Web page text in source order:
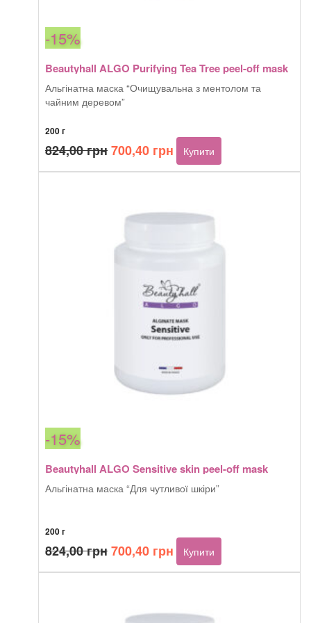
-15%
Beautyhall ALGO Purifying Tea Tree peel-off mask
Альгінатна маска “Очищувальна з ментолом та
чайним деревом”
200 г
824,00грнОригінальна
ціна:
700,40 грнПоточна
ціна:
Купити
-15%
Beautyhall ALGO Sensitive skin peel-off mask
Альгінатна маска “Для чутливої шкіри”
200 г
824,00грнОригінальна
ціна:
700,40 грнПоточна
ціна:
Купити